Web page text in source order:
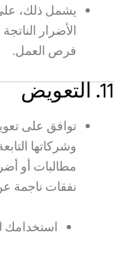
يشمل ذلك،
الأضرار
فرص العمل.
11. التعويض
وشركاتها
مطالبات أو
نفقات ناجمة
استخدامك